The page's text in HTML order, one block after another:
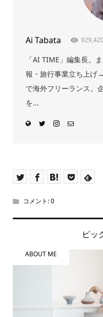
Ai Tabata
「AI TIME」編集長。
報・旅行事業立ち上げ
で海外フリーランス。
を...
コメント:0
ピッ
ABOUT ME